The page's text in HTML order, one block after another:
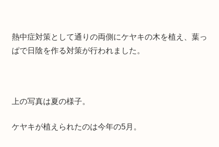
熱中症対策として通りの両側にケヤキの木を植え、葉っ
ぱで日陰を作る対策が行われました。
上の写真は夏の様子。
ケヤキが植えられたのは今年の5月。